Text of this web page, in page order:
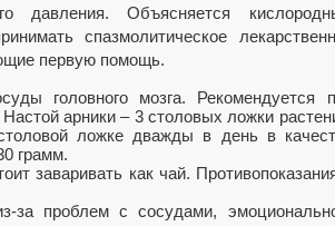
давления. Объясняется
спазмолитическое
первую помощь.
головного мозга. Рекомендуется
арники – 3 столовых ложки
ложке дважды в день в
грамм.
заваривать как чай.
за проблем с сосудами,